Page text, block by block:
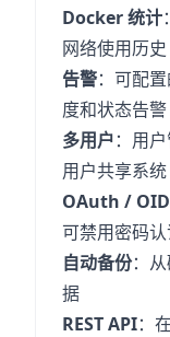
Docker 统计
网络使用历史
告警：可配
度和状态告警
多用户：用
用户共享系统
OAuth /
可禁用密码
自动备份：
据
REST API：